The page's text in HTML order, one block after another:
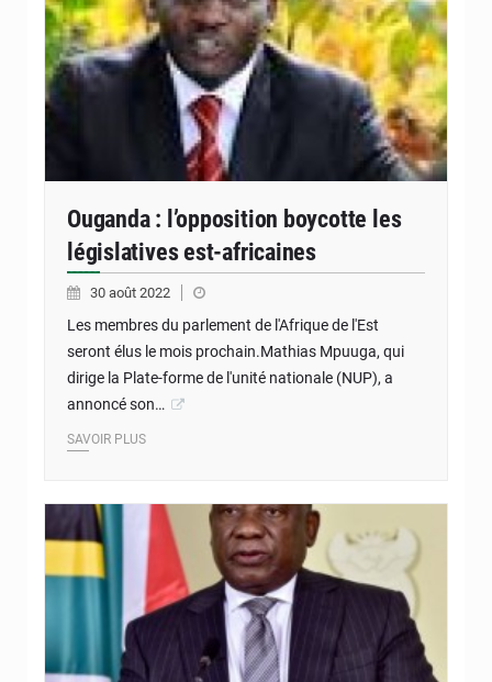
Ouganda : l’opposition boycotte les
législatives est-africaines
30 août 2022
Les membres du parlement de l'Afrique de l'Est
seront élus le mois prochain.Mathias Mpuuga, qui
dirige la Plate-forme de l'unité nationale (NUP), a
annoncé son…
SAVOIR PLUS